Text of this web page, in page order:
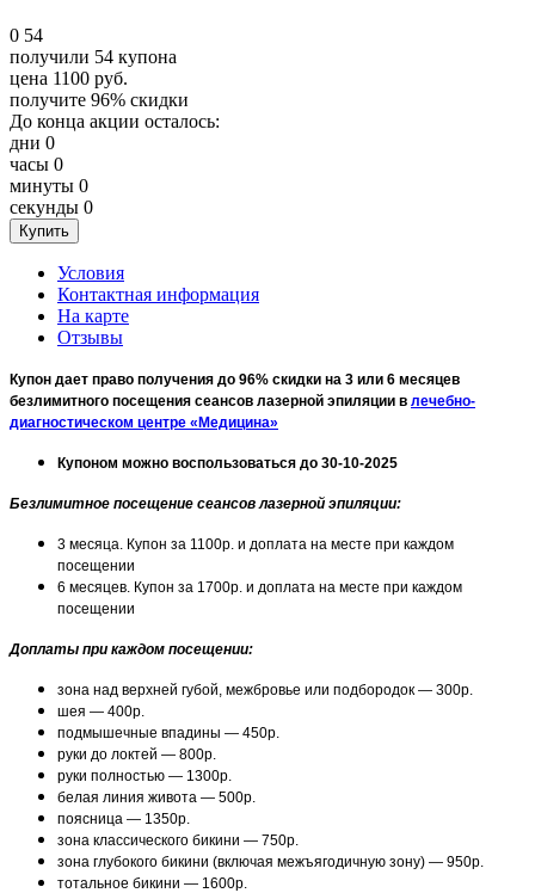
0 54
получили 54 купона
цена 1100 руб.
получите 96% скидки
До конца акции осталось:
дни 0
часы 0
минуты 0
секунды 0
Условия
Контактная информация
На карте
Отзывы
Купон дает право получения до 96% скидки на 3 или 6 месяцев
безлимитного посещения сеансов лазерной эпиляции в лечебно-
диагностическом центре «Медицина»
Купоном можно воспользоваться до 30-10-2025
Безлимитное посещение сеансов лазерной эпиляции:
3 месяца. Купон за 1100р. и доплата на месте при каждом
посещении
6 месяцев. Купон за 1700р. и доплата на месте при каждом
посещении
Доплаты при каждом посещении:
зона над верхней губой, межбровье или подбородок — 300р.
шея — 400р.
подмышечные впадины — 450р.
руки до локтей — 800р.
руки полностью — 1300р.
белая линия живота — 500р.
поясница — 1350р.
зона классического бикини — 750р.
зона глубокого бикини (включая межъягодичную зону) — 950р.
тотальное бикини — 1600р.